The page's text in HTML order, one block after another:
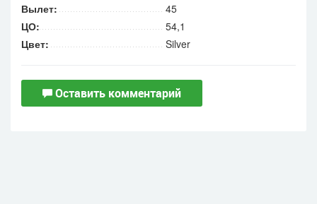
Вылет:
45
ЦО:
54,1
Цвет:
Silver
Оставить комментарий